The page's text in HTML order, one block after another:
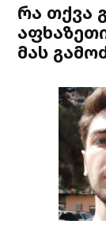
რა თქვა
მას